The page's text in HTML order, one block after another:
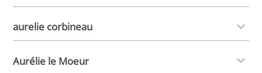
aurelie corbineau
Aurélie le Moeur